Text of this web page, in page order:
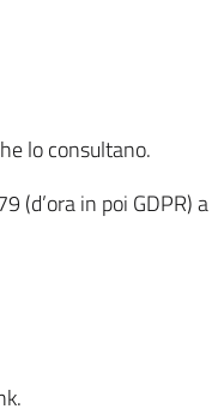
lo consultano.
(d’ora in poi GDPR)